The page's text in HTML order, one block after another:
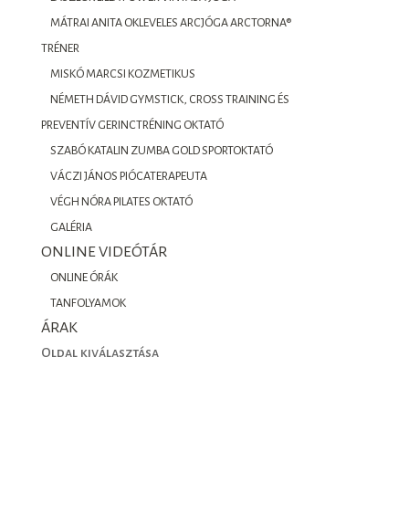
MÁTRAI ANITA OKLEVELES ARCJÓGA ARCTORNA®
TRÉNER
MISKÓ MARCSI KOZMETIKUS
NÉMETH DÁVID GYMSTICK, CROSS TRAINING ÉS
PREVENTÍV GERINCTRÉNING OKTATÓ
SZABÓ KATALIN ZUMBA GOLD SPORTOKTATÓ
VÁCZI JÁNOS PIÓCATERAPEUTA
VÉGH NÓRA PILATES OKTATÓ
GALÉRIA
ONLINE VIDEÓTÁR
ONLINE ÓRÁK
TANFOLYAMOK
ÁRAK
Oldal kiválasztása